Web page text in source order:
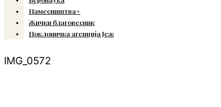
Намесништва+
Жички благовесник
Поклоничка агенција Јеж
IMG_0572